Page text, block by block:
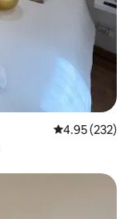
평점 4.95점(5
4.95 (232)